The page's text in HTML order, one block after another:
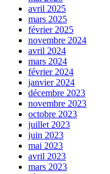
avril 2025
mars 2025
février 2025
novembre 2024
avril 2024
mars 2024
février 2024
janvier 2024
décembre 2023
novembre 2023
octobre 2023
juillet 2023
juin 2023
mai 2023
avril 2023
mars 2023